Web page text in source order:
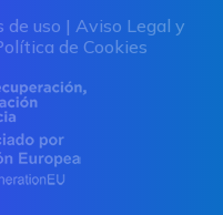
de uso | Aviso Legal y
de Cookies